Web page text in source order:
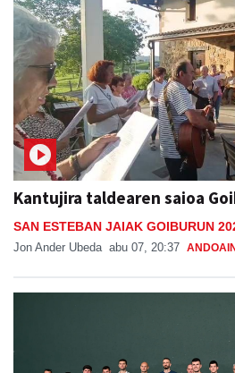
Kantujira taldearen saioa
SAN ESTEBAN JAIAK GOIBURUN
Jon Ander Ubeda abu 07, 20:37 ANDOAIN